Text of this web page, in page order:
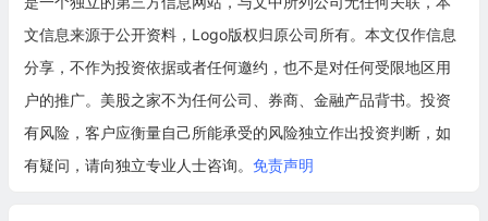
文信息来源于公开资料，Logo版权归原公司所有。本文仅作信息
分享，不作为投资依据或者任何邀约，也不是对任何受限地区用
户的推广。美股之家不为任何公司、券商、金融产品背书。投资
有风险，客户应衡量自己所能承受的风险独立作出投资判断，如
有疑问，请向独立专业人士咨询。 免责声明